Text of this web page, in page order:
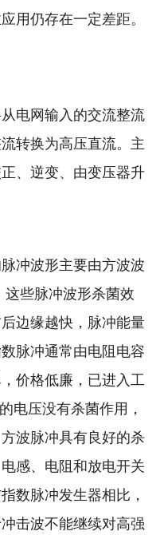
用仍存在一定差距。
电网输入的交流整流
转换为高压直流。主
、逆变、由变压器升
冲波形主要由方波波
些脉冲波形杀菌效
边缘越快，脉冲能量
脉冲通常由电阻电容
价格低廉，已进入工
电压没有杀菌作用，
波脉冲具有良好的杀
感、电阻和放电开关
数脉冲发生器相比，
击波不能继续对高强